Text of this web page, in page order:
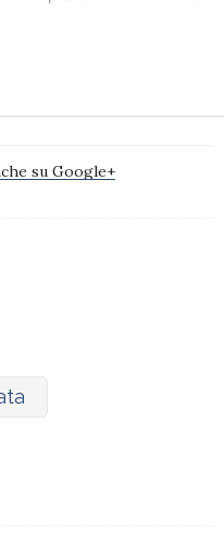
su Google+